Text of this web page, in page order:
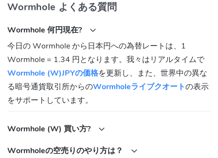
Wormhole (W) コミュニティ
Twitter:https://twitter.com/wormholecrypto
Discord:https://discord.gg/wormholecrypto
Telegram: https://t.me/wormholecrypto
Wormhole (W) コントラクトアドレス
Ethereum:
0xB0fFa8000886e57F86dd5264b9582b2Ad87b2b91
Wormhole よくある質問
Wormhole 何円現在?
今日の Wormhole から日本円への為替レートは、1
Wormhole = 1.34 円となります。我々はリアルタイムで
Wormhole (W)JPYの価格を更新し、また、世界中の異な
る暗号通貨取引所からのWormholeライブクオートの表示
をサポートしています。
Wormhole (W) 買い方?
Wormholeの空売りのやり方は？